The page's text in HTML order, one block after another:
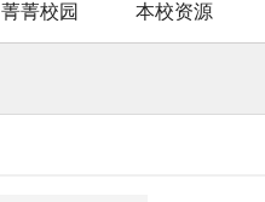
菁菁校园 本校资源